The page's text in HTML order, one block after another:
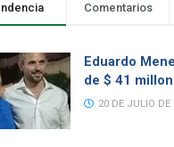
Comentarios
Eduardo
de $ 41
20 DE JULIO DE